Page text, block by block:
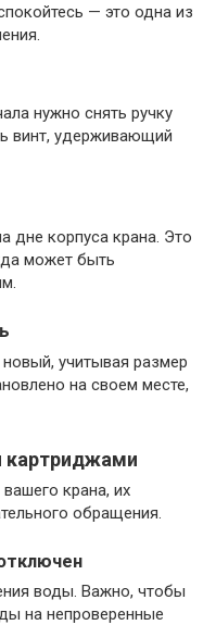
— это одна из
нужно снять ручку
винт, удерживающий
дне корпуса крана. Это
может быть
учитывая размер
на своем месте,
крана, их
обращения.
воды. Важно, чтобы
на непроверенные